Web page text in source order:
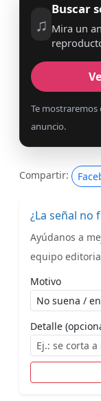
♫
Buscar
Mira un
Te mostraremos
anuncio.
Compartir:
¿La señal no
Ayúdanos a
equipo
Motivo
Detalle